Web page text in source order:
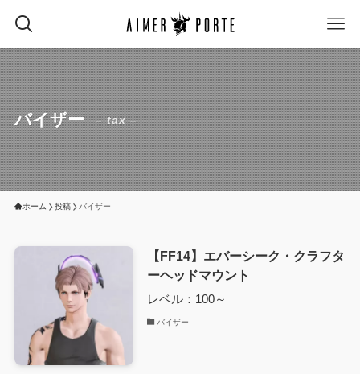
バイザー – tax –
ホーム 投稿 バイザー
【FF14】エバーシーク・クラフタ
ーヘッドマウント
レベル：100～
バイザー